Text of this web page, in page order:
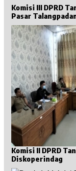
Komisi III DPRD
Pasar
Komisi II DPRD
Diskoperindag